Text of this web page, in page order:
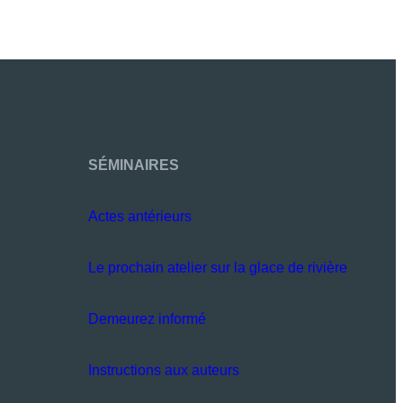
SÉMINAIRES
Actes antérieurs
Le prochain atelier sur la glace de rivière
Demeurez informé
Instructions aux auteurs